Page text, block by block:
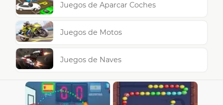
Juegos de Aparcar Coches
Juegos de Motos
Juegos de Naves